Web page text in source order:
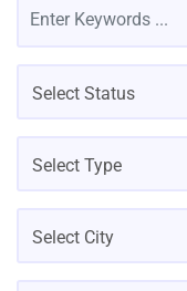
Select Status
Select Type
Select City